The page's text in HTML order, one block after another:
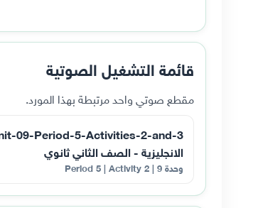
قائمة التشغيل الصوتية
مقطع صوتي واحد مرتبطة بهذا المورد.
الانجليزية - الصف الثاني ثانوي
وحدة 9 | Period 5 | Activity 2